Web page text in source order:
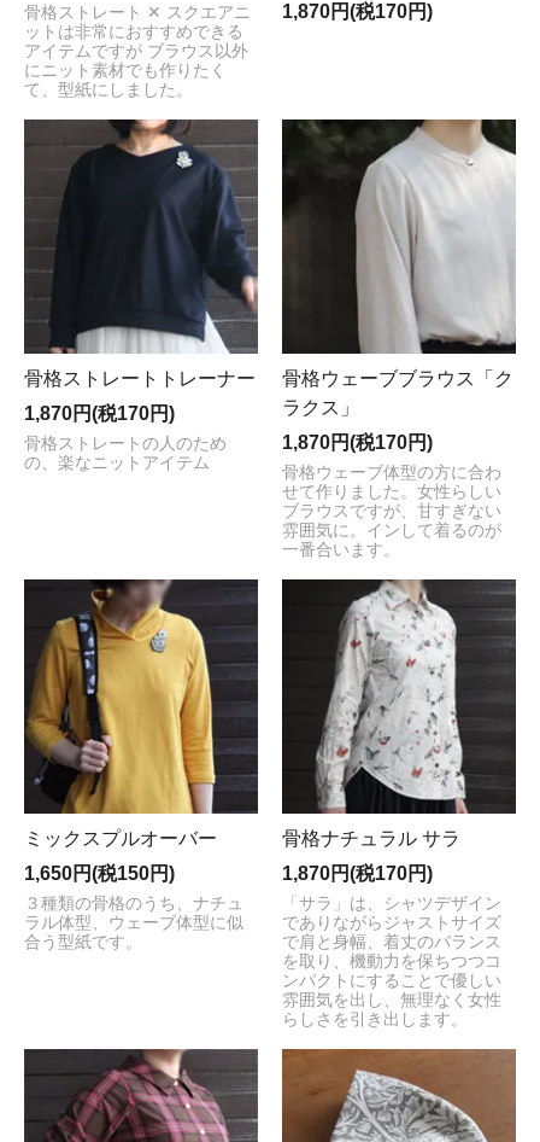
骨格ストレート ✕ スクエアニ
ットは非常におすすめできる
アイテムですが ブラウス以外
にニット素材でも作りたく
て、型紙にしました。
1,870円(税170円)
骨格ストレートトレーナー
1,870円(税170円)
骨格ストレートの人のため
の、楽なニットアイテム
骨格ウェーブブラウス「ク
ラクス」
1,870円(税170円)
骨格ウェーブ体型の方に合わ
せて作りました。女性らしい
ブラウスですが、甘すぎない
雰囲気に。インして着るのが
一番合います。
ミックスプルオーバー
1,650円(税150円)
３種類の骨格のうち、ナチュ
ラル体型、ウェーブ体型に似
合う型紙です。
骨格ナチュラル サラ
1,870円(税170円)
「サラ」は、シャツデザイン
でありながらジャストサイズ
で肩と身幅、着丈のバランス
を取り、機動力を保ちつつコ
ンパクトにすることで優しい
雰囲気を出し、無理なく女性
らしさを引き出します。